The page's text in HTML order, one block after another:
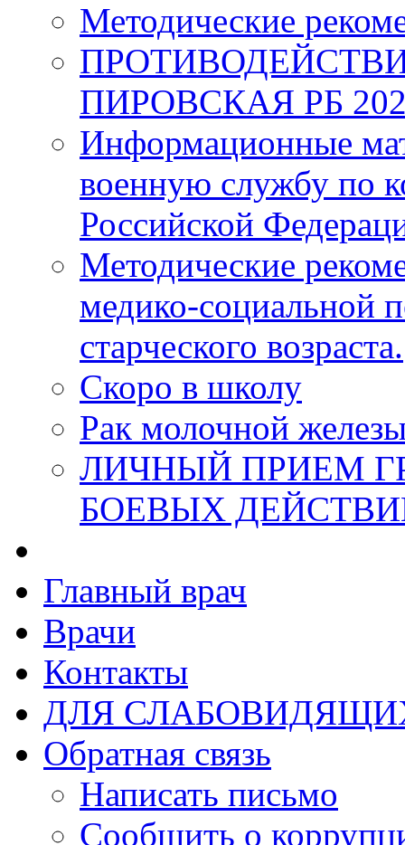
Методические
ПИРОВСКАЯ РБ
Информационные
военную службу по
Российской
Методические
медико-социальной
старческого возраста.
Скоро в школу
Рак молочной
ЛИЧНЫЙ ПРИЕМ
БОЕВЫХ
Главный врач
Врачи
Контакты
ДЛЯ
Обратная связь
Написать письмо
Сообщить о